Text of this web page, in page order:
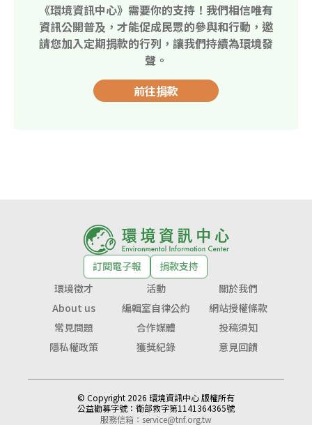
《環境資訊中心》需要你的支持！我們相信唯有
資訊公開普及，才能促成民眾的參與和行動，邀
請您加入定期捐款的行列，讓我們持續為環境發
聲。
前往捐款
訂閱電子報
捐款支持
環境徵才
活動
關於我們
About us
編輯室自律公約
網站授權條款
常見問題
合作媒體
投稿須知
隱私權政策
獲獎紀錄 意見回饋
© Copyright 2026 環境資訊中心 版權所有
公益勸募字號： 衛部救字第1141364365號
服務信箱： service@tnf.org.tw